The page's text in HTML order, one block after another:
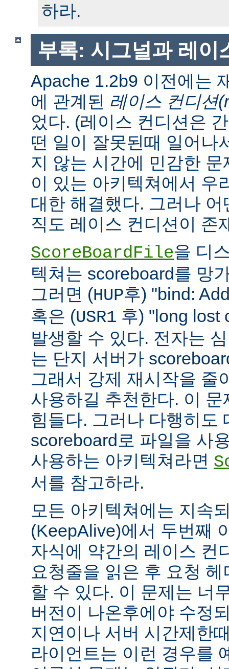
하라.
부록: 시그널과 레이
Apache 1.2b9 이전에는
에 관계된 레이스 컨디션
었다. (레이스 컨디션은
떤 일이 잘못된때 일어나
지 않는 시간에 민감한
이 있는 아키텍쳐에서 우
대한 해결했다. 그러나
직도 레이스 컨디션이 존
ScoreBoardFile을 디
텍쳐는 scoreboard를 망
그러면 (HUP후) "bind:
혹은 (USR1 후) "long lost
발생할 수 있다. 전자는
는 단지 서버가
그래서 강제 재시작을 줄
사용하길 추천한다. 이
힘들다. 그러나 다행히도
scoreboard로 파일을 사
사용하는 아키텍쳐라면
서를 참고하라.
모든 아키텍쳐에는 지속
(KeepAlive)에서 두번째
자식에 약간의 레이스 컨
요청줄을 읽은 후 요청
할 수 있다. 이 문제는 너
버전이 나온후에야 수정
지연이나 서버 시간제한
라이언트는 이런 경우를